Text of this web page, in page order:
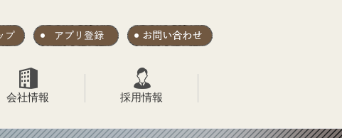
会社情報 採用情報